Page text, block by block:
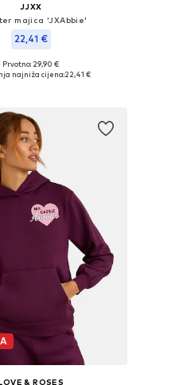
JJXX
majica 'JXAbbie'
22,41 €
+14
veličine: XS, S, M, XL
Prvotno: 29,90 €
najniža cijena:22,41 €
& ROSES